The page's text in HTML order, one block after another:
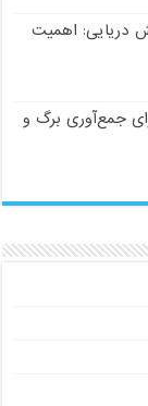
دریایی: اهمیت
جمع‌آوری برگ و